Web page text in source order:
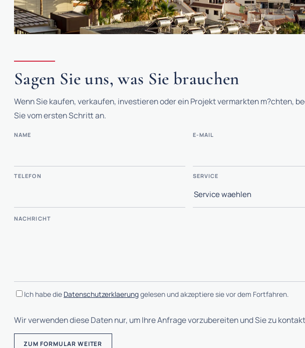
5 razones para invertir en la Costa del Sol ante la
inestabilidad en Oriente Medio
Seguridad jurídica, estabilidad del euro, precios resilientes y una
convierten a la Costa del Sol en uno de los refugios inmobiliarios más solidos
Sagen Sie uns, was Sie brauchen
Wenn Sie kaufen, verkaufen, investieren oder ein Projekt vermarkten m?chten,
Sie vom ersten Schritt an.
NAME E-MAIL
TELEFON SERVICE
NACHRICHT
Ich habe die Datenschutzerklaerunggelesen und akzeptiere sie vor dem Fortfahren.
Wir verwenden diese Daten nur, um Ihre Anfrage vorzubereiten und Sie zu
ZUM FORMULAR WEITER